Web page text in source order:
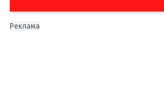
Реклама